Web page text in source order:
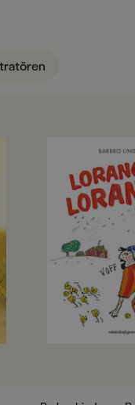
Karlsson
Loranga är pappa
bor tillsammans på
gör lite som de
inte jobba,
tänka sig att
På gården bor
pappa, Dartanjang,
klen och virrig av
han rörmokare,
emellanåt är han
det inte alls roligt.
mesta med ro,